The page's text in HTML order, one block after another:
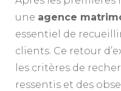
une agence
essentiel de
clients. Ce retour
les critères de
ressentis et des